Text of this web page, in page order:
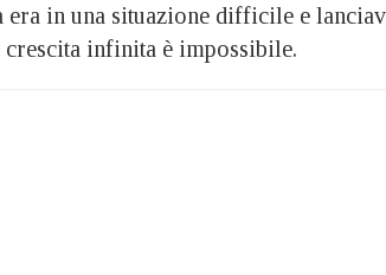
era in una situazione difficile e
infinita è impossibile.